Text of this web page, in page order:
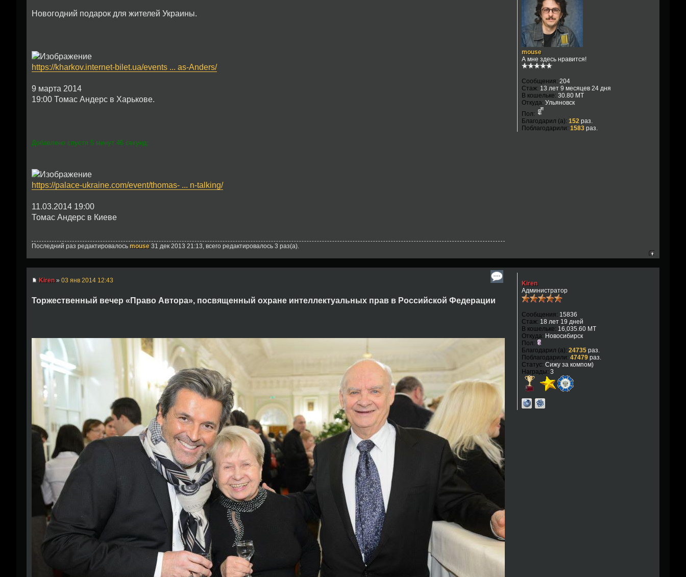
Новогодний подарок для жителей Украины.
https://kharkov.internet-bilet.ua/events ... as-Anders/
9 марта 2014
19:00 Томас Андерс в Харькове.
Добавлено спустя 5 минут 46 секунд:
https://palace-ukraine.com/event/thomas- ... n-talking/
11.03.2014 19:00
Томас Андерс в Киеве
Последний раз редактировалось mouse 31 дек 2013 21:13, всего редактировалось 3 раз(а).
mouse
А мне здесь нравится!
Сообщения: 204
Стаж: 13 лет 9 месяцев 24 дня
В кошельке: 30.80 MT
Откуда: Ульяновск
Пол:
Благодарил (а): 152 раз.
Поблагодарили: 1583раз.
Kiren » 03 янв 2014 12:43
Торжественный вечер «Право Автора», посвященный охране интеллектуальных прав в Российской Федерации
Kiren
Администратор
Сообщения: 15836
Стаж: 18 лет 19 дней
В кошельке: 16,035.60 MT
Откуда: Новосибирск
Пол:
Благодарил (а): 24735раз.
Поблагодарили: 47479раз.
Статус: Сижу за компом)
Награды: 3